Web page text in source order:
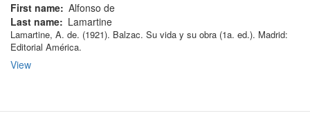
First name Alfonso de
Last name
Lamartine
Lamartine, A. de. (1921). Balzac. Su vida y su obra (1a. ed.). Madrid:
Editorial América.
View